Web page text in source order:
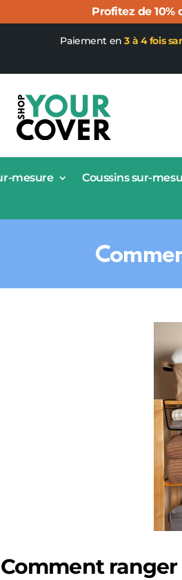
Profitez de 10%
Paiement en3 à 4 fois
mesure Coussins sur-
Comment ranger